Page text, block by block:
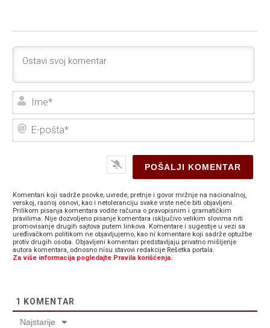
E-
Komentari koji sadrže psovke, uvrede, pretnje i govor mržnje na nacionalnoj,
verskoj, rasnoj osnovi, kao i netoleranciju svake vrste neće biti objavljeni.
Prilikom pisanja komentara vodite računa o pravopisnim i gramatičkim
pravilima. Nije dozvoljeno pisanje komentara isključivo velikim slovima niti
promovisanje drugih sajtova putem linkova. Komentare i sugestije u vezi sa
uređivačkom politikom ne objavljujemo, kao ni komentare koji sadrže optužbe
protiv drugih osoba. Objavljeni komentari predstavljaju privatno mišljenje
autora komentara, odnosno nisu stavovi redakcije Rešetka portala.
Za više informacija pogledajte Pravila korišćenja.
1 KOMENTAR
Najstarije